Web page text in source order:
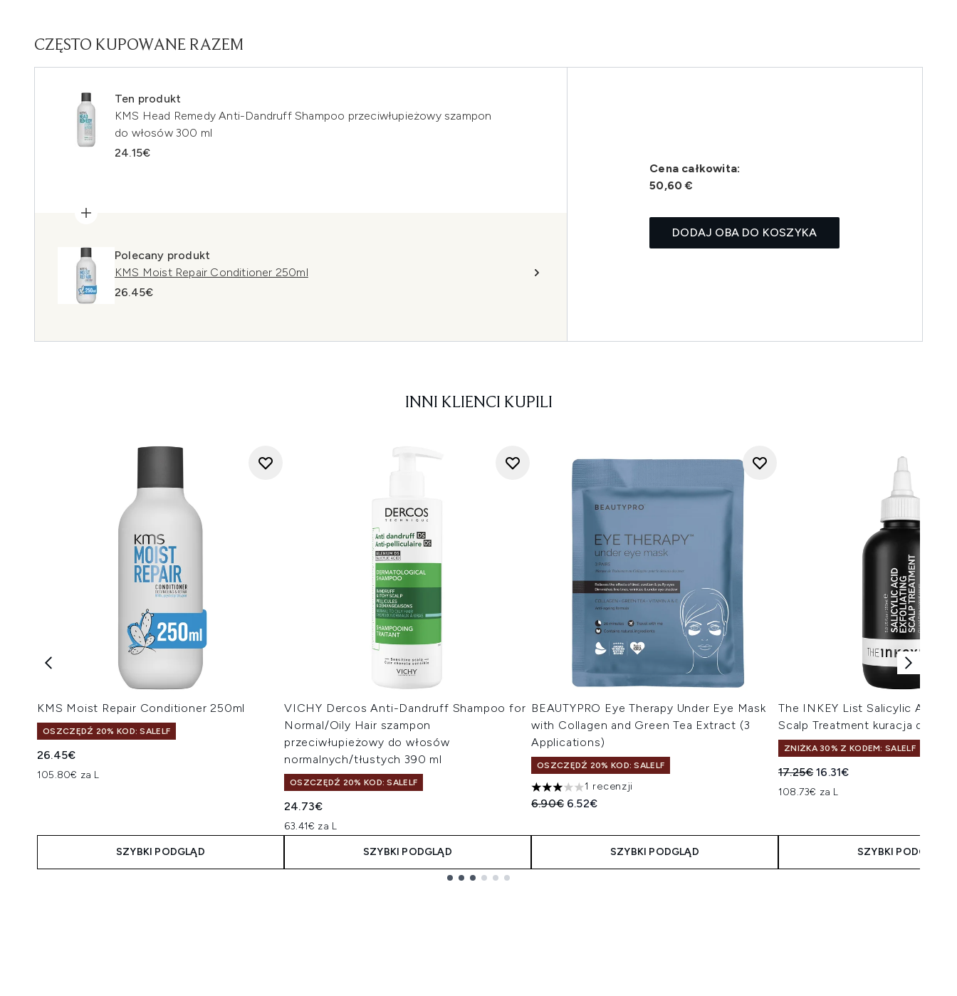
CZĘSTO KUPOWANE RAZEM
Ten produkt
KMS Head Remedy Anti-Dandruff Shampoo przeciwłupieżowy szampon
do włosów 300 ml
24.15€
Polecany produkt
KMS Moist Repair Conditioner 250ml
26.45€
Cena całkowita:
50,60 €
DODAJ OBA DO KOSZYKA
INNI KLIENCI KUPILI
KMS Moist Repair Conditioner 250ml
OSZCZĘDŹ 20% KOD: SALELF
26.45€
105.80€ za L
SZYBKI PODGLĄD
VICHY Dercos Anti-Dandruff Shampoo for
Normal/Oily Hair szampon
przeciwłupieżowy do włosów
normalnych/tłustych 390 ml
OSZCZĘDŹ 20% KOD: SALELF
24.73€
63.41€ za L
SZYBKI PODGLĄD
BEAUTYPRO Eye Therapy Under Eye Mask
with Collagen and Green Tea Extract (3
Applications)
OSZCZĘDŹ 20% KOD: SALELF
3 gwiazdek na maksymalnie 5
1 recenzji
Sugerowana cena detaliczna:
6.90€ Aktualna cena:
6.52€
SZYBKI PODGLĄD
The INKEY List Salicylic Acid
Scalp Treatment kuracja do
ZNIŻKA 30% Z KODEM: SALELF
Sugerowana cena detaliczna:
17.25€Aktualna cena:
16.31€
108.73€ za L
SZYBKI PODGLĄD